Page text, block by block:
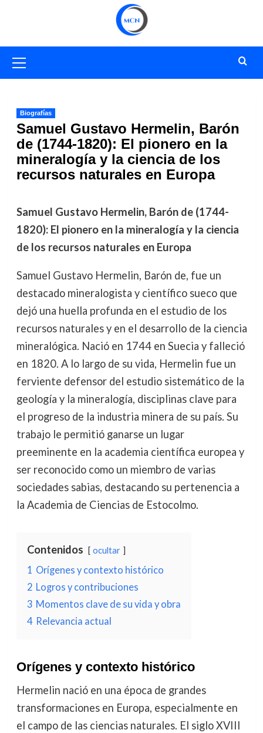
primario
Biografías
Samuel Gustavo Hermelin, Barón
de (1744-1820): El pionero en la
mineralogía y la ciencia de los
recursos naturales en Europa
Samuel Gustavo Hermelin, Barón de (1744-
1820): El pionero en la mineralogía y la ciencia
de los recursos naturales en Europa
Samuel Gustavo Hermelin, Barón de, fue un
destacado mineralogista y científico sueco que
dejó una huella profunda en el estudio de los
recursos naturales y en el desarrollo de la ciencia
mineralógica. Nació en 1744 en Suecia y falleció
en 1820. A lo largo de su vida, Hermelin fue un
ferviente defensor del estudio sistemático de la
geología y la mineralogía, disciplinas clave para
el progreso de la industria minera de su país. Su
trabajo le permitió ganarse un lugar
preeminente en la academia científica europea y
ser reconocido como un miembro de varias
sociedades sabias, destacando su pertenencia a
la Academia de Ciencias de Estocolmo.
Contenidos ocultar
1 Orígenes y contexto histórico
2 Logros y contribuciones
3 Momentos clave de su vida y obra
4 Relevancia actual
Orígenes y contexto histórico
Hermelin nació en una época de grandes
transformaciones en Europa, especialmente en
el campo de las ciencias naturales. El siglo XVIII